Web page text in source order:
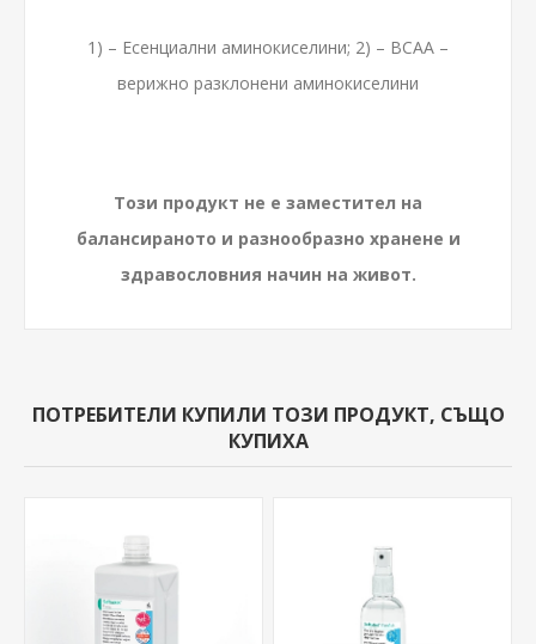
1) – Есенциални аминокиселини; 2) – BCAA –
верижно разклонени аминокиселини
Този продукт не е заместител на
балансираното и разнообразно хранене и
здравословния начин на живот.
ПОТРЕБИТЕЛИ КУПИЛИ ТОЗИ ПРОДУКТ, СЪЩО
КУПИХА